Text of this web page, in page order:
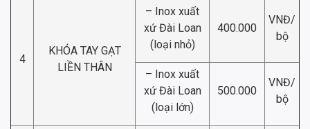
4
KHÓA TAY GẠT
LIỀN THÂN
– Inox xuất
xứ Đài Loan
(loại nhỏ)
400.000
VNĐ/
bộ
– Inox xuất
xứ Đài Loan
(loại lớn)
500.000
VNĐ/
bộ